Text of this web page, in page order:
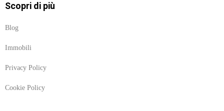
Scopri di più
Blog
Immobili
Privacy Policy
Cookie Policy